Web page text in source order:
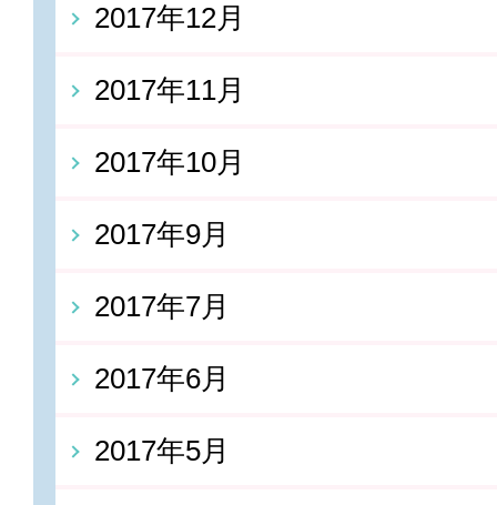
2017年12月
2017年11月
2017年10月
2017年9月
2017年7月
2017年6月
2017年5月